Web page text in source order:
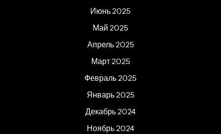
Июнь 2025
Май 2025
Апрель 2025
Март 2025
Февраль 2025
Январь 2025
Декабрь 2024
Ноябрь 2024